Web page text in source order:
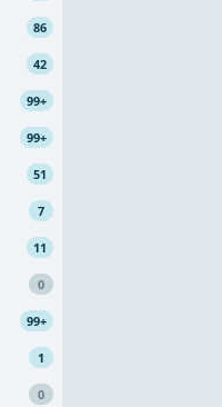
86
42
99+
99+
51
7
11
0
99+
1
0